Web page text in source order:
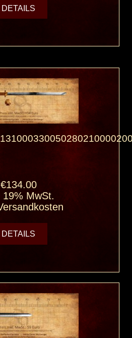
DETAILS
€134.00
19% MwSt.
DETAILS